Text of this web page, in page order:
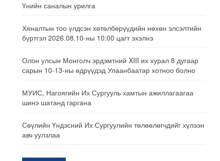
Үнийн саналын урилга
Хяналтын тоо үлдсэн хөтөлбөрүүдийн нөхөн элсэлтийн
бүртгэл 2026.08.10-ны 10:00 цагт эхэлнэ
Олон улсын Монголч эрдэмтний XIII их хурал 8 дугаар
сарын 10-13-ны өдрүүдэд Улаанбаатар хотноо болно
МУИС, Нагоягийн Их Сургууль хамтын ажиллагаагаа
шинэ шатанд гаргана
Сөүлийн Үндэсний Их Сургуулийн төлөөлөгчдийг хүлээн
авч уулзлаа